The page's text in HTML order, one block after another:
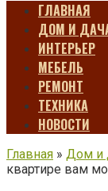
ГЛАВНАЯ
ДОМ И
ИНТЕРЬЕР
МЕБЕЛЬ
РЕМОНТ
ТЕХНИКА
НОВОСТИ
Главная » Дом и
квартире вам